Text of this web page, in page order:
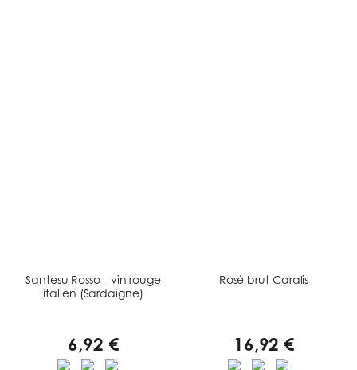
Santesu Rosso - vin rouge
italien (Sardaigne)
6,92 €
Rosé brut Caralis
16,92 €